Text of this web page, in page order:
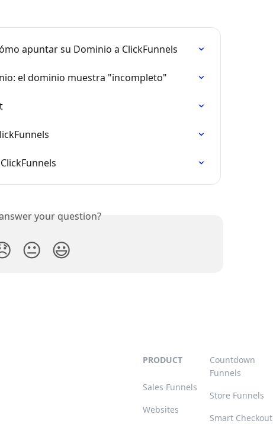
apuntar su Dominio a ClickFunnels
el dominio muestra "incompleto"
your question?
😐 😃
PRODUCT
Sales Funnels
Websites
Countdown
Funnels
Store Funnels
Smart Checkout